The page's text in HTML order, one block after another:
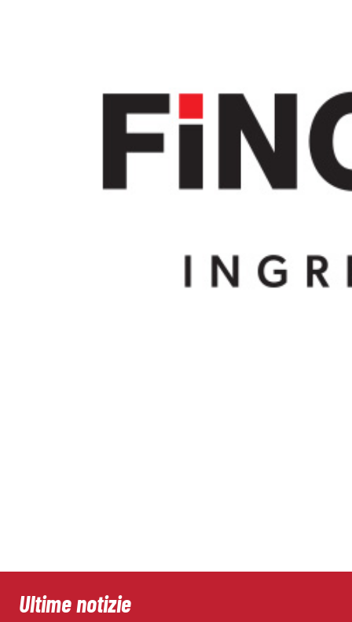
Ultime notizie